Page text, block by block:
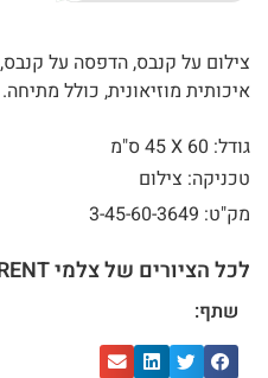
צילום על קנבס, הדפסה על
איכותית מוזיאונית, כולל
גודל: 60 X
45 ס"מ
טכניקה: צילום
מק"ט: 3-45-60-3649
לכל הציורים של צלמי ART2RENT לחצו כאן
שתף: